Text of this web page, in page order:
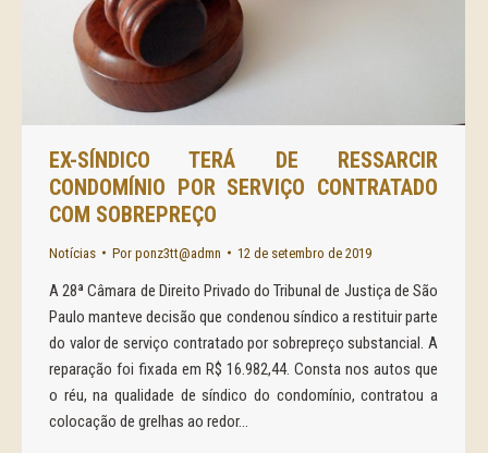
EX-SÍNDICO TERÁ DE RESSARCIR
CONDOMÍNIO POR SERVIÇO CONTRATADO
COM SOBREPREÇO
Notícias Por ponz3tt@admn 12 de setembro de 2019
A 28ª Câmara de Direito Privado do Tribunal de Justiça de São
Paulo manteve decisão que condenou síndico a restituir parte
do valor de serviço contratado por sobrepreço substancial. A
reparação foi fixada em R$ 16.982,44. Consta nos autos que
o réu, na qualidade de síndico do condomínio, contratou a
colocação de grelhas ao redor…